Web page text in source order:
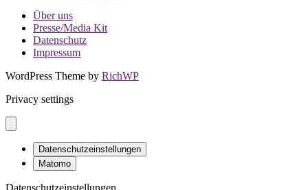
Über uns
Presse/Media Kit
Datenschutz
Impressum
WordPress Theme by RichWP
Privacy settings
Datenschutzeinstellungen
Matomo
Datenschutzeinstellungen